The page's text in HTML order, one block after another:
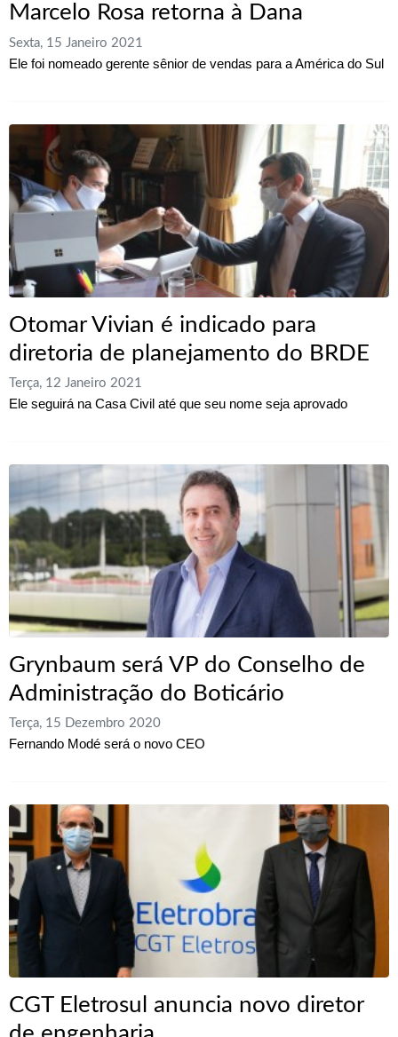
Marcelo Rosa retorna à Dana
Sexta, 15 Janeiro 2021
Ele foi nomeado gerente sênior de vendas para a América do Sul
Otomar Vivian é indicado para
diretoria de planejamento do BRDE
Terça, 12 Janeiro 2021
Ele seguirá na Casa Civil até que seu nome seja aprovado
Grynbaum será VP do Conselho de
Administração do Boticário
Terça, 15 Dezembro 2020
Fernando Modé será o novo CEO
CGT Eletrosul anuncia novo diretor